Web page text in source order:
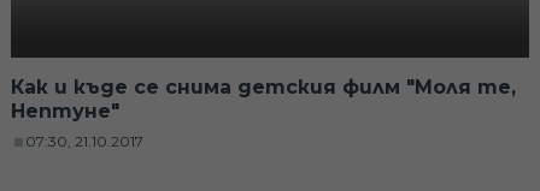
Как и къде се снима детския филм "Моля те,
Нептуне"
07:30, 21.10.2017